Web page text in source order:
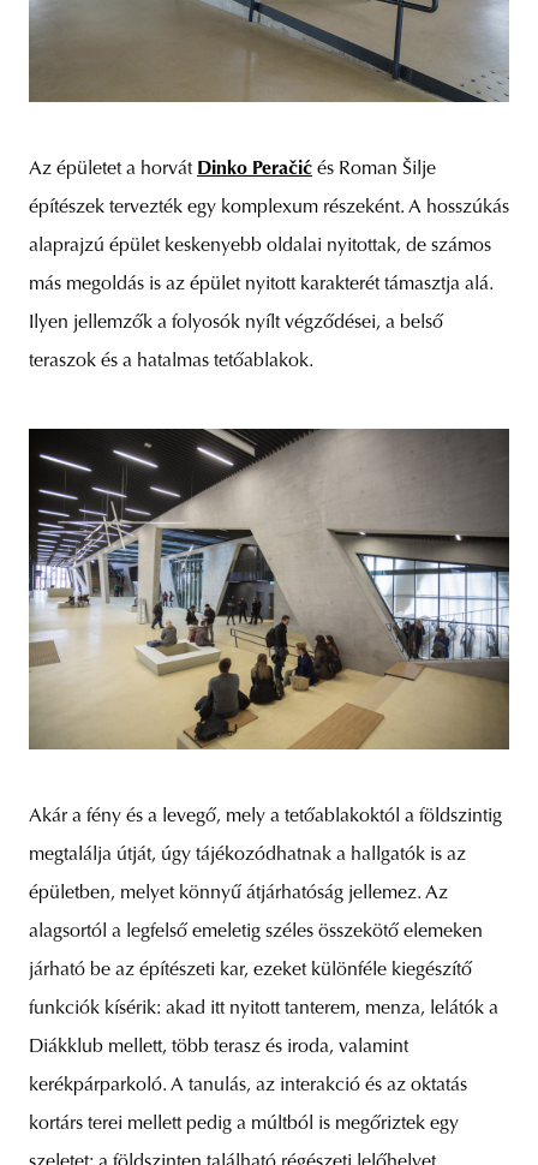
Az épületet a horvát Dinko Peračić és Roman Šilje
építészek tervezték egy komplexum részeként. A hosszúkás
alaprajzú épület keskenyebb oldalai nyitottak, de számos
más megoldás is az épület nyitott karakterét támasztja alá.
Ilyen jellemzők a folyosók nyílt végződései, a belső
teraszok és a hatalmas tetőablakok.
Akár a fény és a levegő, mely a tetőablakoktól a földszintig
megtalálja útját, úgy tájékozódhatnak a hallgatók is az
épületben, melyet könnyű átjárhatóság jellemez. Az
alagsortól a legfelső emeletig széles összekötő elemeken
járható be az építészeti kar, ezeket különféle kiegészítő
funkciók kísérik: akad itt nyitott tanterem, menza, lelátók a
Diákklub mellett, több terasz és iroda, valamint
kerékpárparkoló. A tanulás, az interakció és az oktatás
kortárs terei mellett pedig a múltból is megőriztek egy